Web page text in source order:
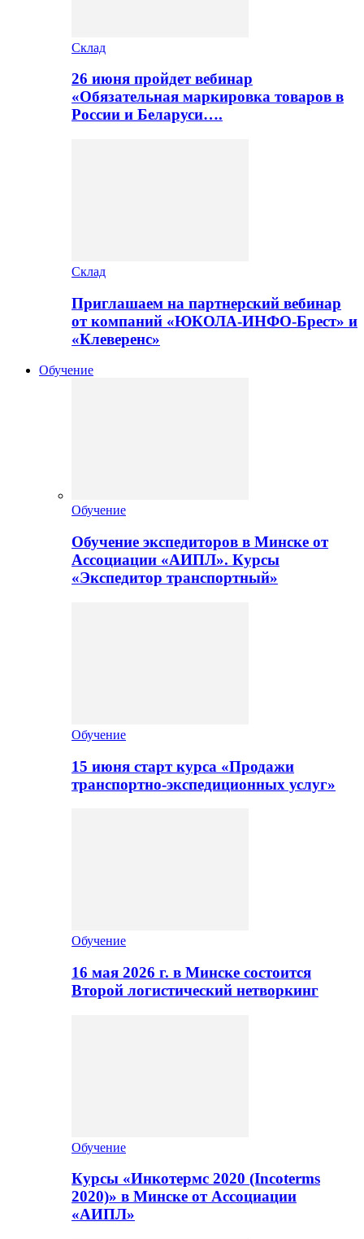
Склад
26 июня пройдет вебинар
«Обязательная маркировка товаров в
России и Беларуси….
Склад
Приглашаем на партнерский вебинар
от компаний «ЮКОЛА-ИНФО-Брест» и
«Клеверенс»
Обучение
Обучение
Обучение экспедиторов в Минске от
Ассоциации «АИПЛ». Курсы
«Экспедитор транспортный»
Обучение
15 июня старт курса «Продажи
транспортно-экспедиционных услуг»
Обучение
16 мая 2026 г. в Минске состоится
Второй логистический нетворкинг
Обучение
Курсы «Инкотермс 2020 (Incoterms
2020)» в Минске от Ассоциации
«АИПЛ»